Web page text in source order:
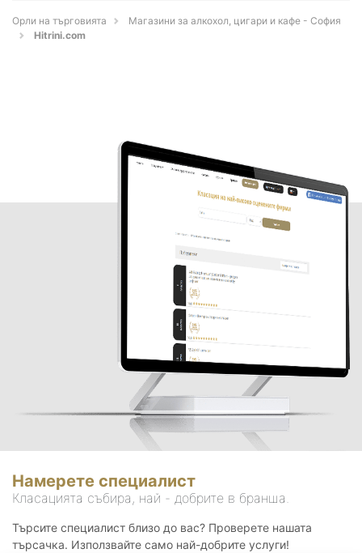
Орли на търговията
Магазини за алкохол, цигари и кафе - София
Hitrini.com
Намерете специалист
Класацията събира, най - добрите в бранша.
Търсите специалист близо до вас? Проверете нашата
търсачка. Използвайте само най-добрите услуги!